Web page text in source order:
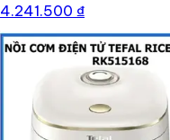
4.241.500 ₫